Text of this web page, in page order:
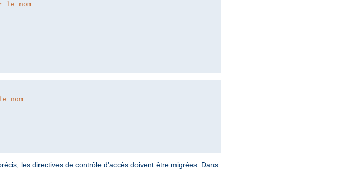
le nom
nom
les directives de contrôle d'accès doivent être migrées. Dans